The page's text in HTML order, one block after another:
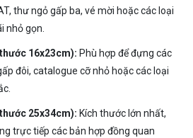
thư ngỏ gấp ba, vé mời hoặc các loại
nhỏ gọn.
16x23cm): Phù hợp để đựng các
đôi, catalogue cỡ nhỏ hoặc các loại
25x34cm): Kích thước lớn nhất,
trực tiếp các bản hợp đồng quan